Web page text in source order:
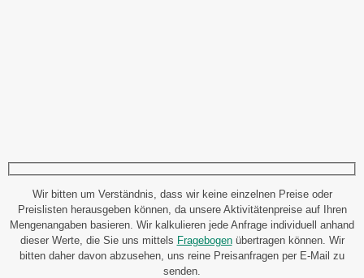
Wir bitten um Verständnis, dass wir keine einzelnen Preise oder
Preislisten herausgeben können, da unsere Aktivitätenpreise auf Ihren
Mengenangaben basieren. Wir kalkulieren jede Anfrage individuell anhand
dieser Werte, die Sie uns mittels Fragebogenübertragen können. Wir
bitten daher davon abzusehen, uns reine Preisanfragen per E-Mail zu
senden.